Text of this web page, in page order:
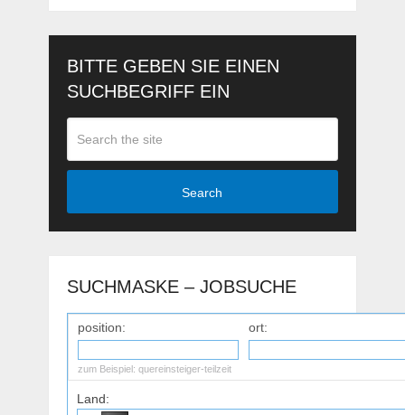
BITTE GEBEN SIE EINEN
SUCHBEGRIFF EIN
Search
SUCHMASKE – JOBSUCHE
position: ort:
zum Beispiel: quereinsteiger-teilzeit
Land: